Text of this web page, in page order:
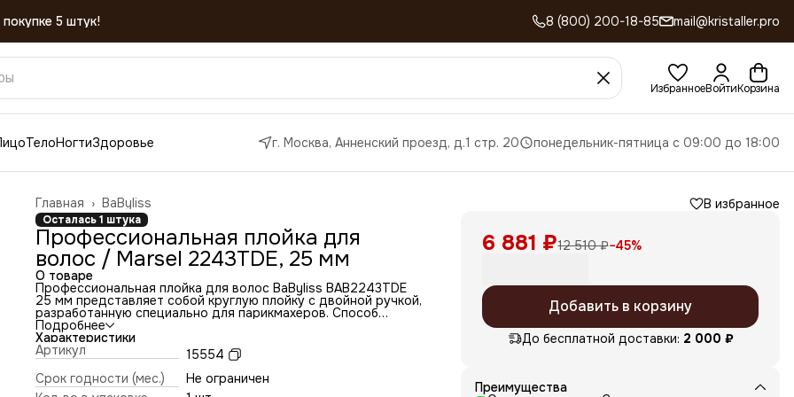
5 штук! 8 (800) 200-18-85 mail@kristaller.pro
ИзбранноеВойтиКорзина
ТелоНогтиЗдоровье г. Москва, Анненский проезд, д.1 стр. 20 понедельник-пятница с 09:00 до 18:00
BaByliss
Главная ›
Осталась 1 штука
Профессиональная плойка для
волос / Marsel 2243TDE, 25 мм
О товаре
Профессиональная плойка для волос BaByliss BAB2243TDE
25 мм представляет собой круглую плойку с двойной ручкой,
разработанную специально для парикмахеров. Способ
зажима изготовлен по запатентованной технологии
известного французского стилиста Марселя Грато.
Технология обратного зажима двойной ручки облегчает
работу стилиста, ускоряет работу и снимает мышечное
напряжение так как завивка волос производится одной
рукой. Верхняя часть ручки - подвижная, а нижняя -
Подробнее
Характеристики
Артикул
15554
Срок годности (мес.)
Не ограничен
В избранное
6 881 ₽12 510 ₽−45%
Добавить в корзину
До бесплатной доставки: 2 000 ₽
Преимущества